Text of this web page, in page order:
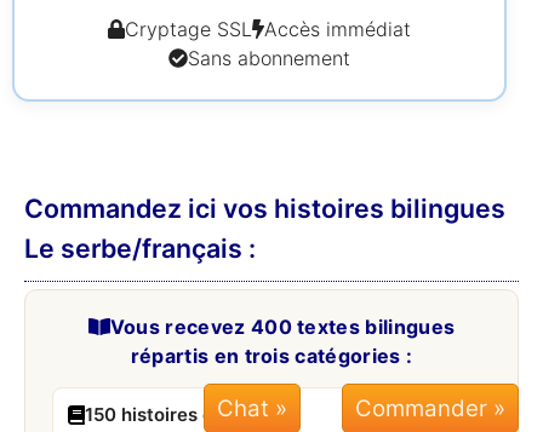
Cryptage SSL Accès immédiat
Sans abonnement
Commandez ici vos histoires bilingues
Le serbe/français :
Vous recevez 400 textes bilingues
répartis en trois catégories :
150 histoires courtes
Chat »